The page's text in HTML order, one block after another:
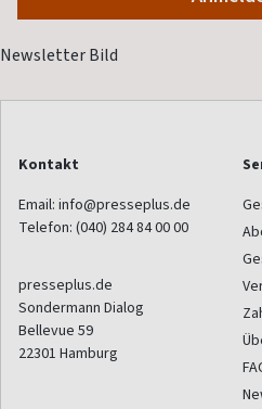
Kontakt
Email: info@presseplus.de
Telefon: (040) 284 84 00 00
presseplus.de
Sondermann Dialog
Bellevue 59
22301 Hamburg